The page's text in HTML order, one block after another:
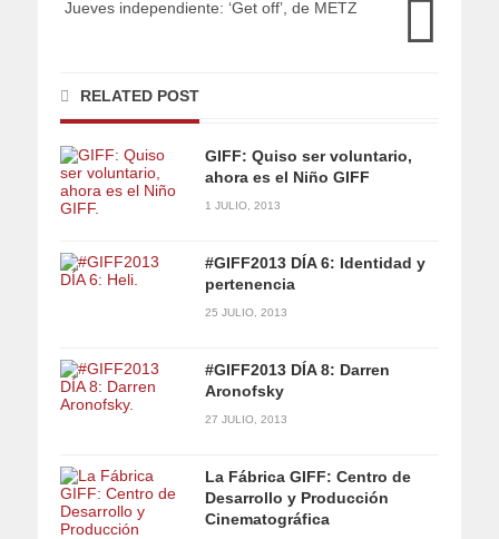
Jueves independiente: ‘Get off’, de METZ
RELATED POST
GIFF: Quiso ser voluntario,
ahora es el Niño GIFF
1 JULIO, 2013
#GIFF2013 DÍA 6: Identidad y
pertenencia
25 JULIO, 2013
#GIFF2013 DÍA 8: Darren
Aronofsky
27 JULIO, 2013
La Fábrica GIFF: Centro de
Desarrollo y Producción
Cinematográfica